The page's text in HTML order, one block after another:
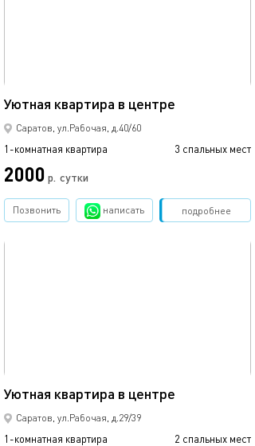
Уютная квартира в центре
Саратов, ул.Рабочая, д.40/60
1-комнатная квартира 3 спальных мест
2000 р. сутки
подробнее
Позвонить написать Забронировать
Уютная квартира в центре
Саратов, ул.Рабочая, д.29/39
1-комнатная квартира 2 спальных мест